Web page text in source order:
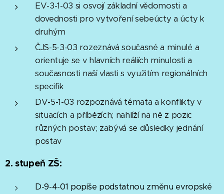
EV-3-1-03 si osvojí základní vědomosti a
dovednosti pro vytvoření sebeúcty a úcty k
druhým
ČJS-5-3-03 rozeznává současné a minulé a
orientuje se v hlavních reáliích minulosti a
současnosti naší vlasti s využitím regionálních
specifik
DV-5-1-03 rozpoznává témata a konflikty v
situacích a příbězích; nahlíží na ně z pozic
různých postav; zabývá se důsledky jednání
postav
2. stupeň ZŠ:
D-9-4-01 popíše podstatnou změnu evropské